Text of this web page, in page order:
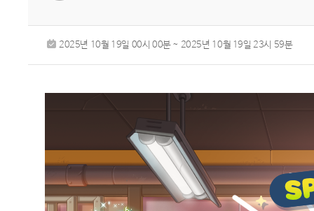
2025년 10월 19일 00시 00분 ~ 2025년 10월 19일 23시 59분